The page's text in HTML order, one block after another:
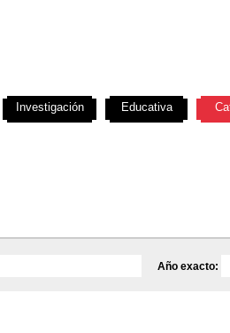
Año exacto:
Investigación Educativa